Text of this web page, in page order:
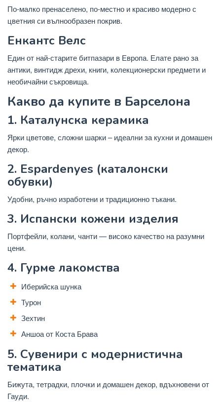
По-малко пренаселено, по-местно и красиво модерно с
цветния си вълнообразен покрив.
Енкантс Велс
Един от най-старите битпазари в Европа. Елате рано за
антики, винтидж дрехи, книги, колекционерски предмети и
необичайни съкровища.
Какво да купите в Барселона
1. Каталунска керамика
Ярки цветове, сложни шарки – идеални за кухни и домашен
декор.
2. Espardenyes (каталонски
обувки)
Удобни, ръчно изработени и традиционно тъкани.
3. Испански кожени изделия
Портфейли, колани, чанти — високо качество на разумни
цени.
4. Гурме лакомства
Иберийска шунка
Турон
Зехтин
Аншоа от Коста Брава
5. Сувенири с модернистична
тематика
Бижута, тетрадки, плочки и домашен декор, вдъхновени от
Гауди.